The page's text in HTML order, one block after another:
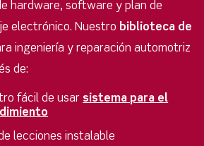
hardware, software y plan de
electrónico. Nuestro biblioteca de
ingeniería y reparación automotriz
de:
fácil de usar sistema para el
lecciones instalable